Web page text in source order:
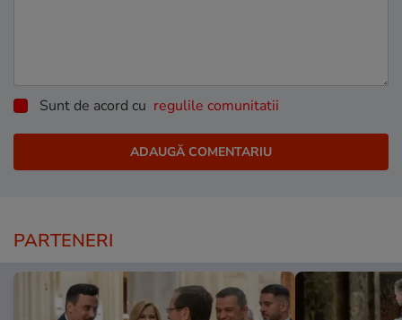
Sunt de acord cu regulile comunitatii
PARTENERI